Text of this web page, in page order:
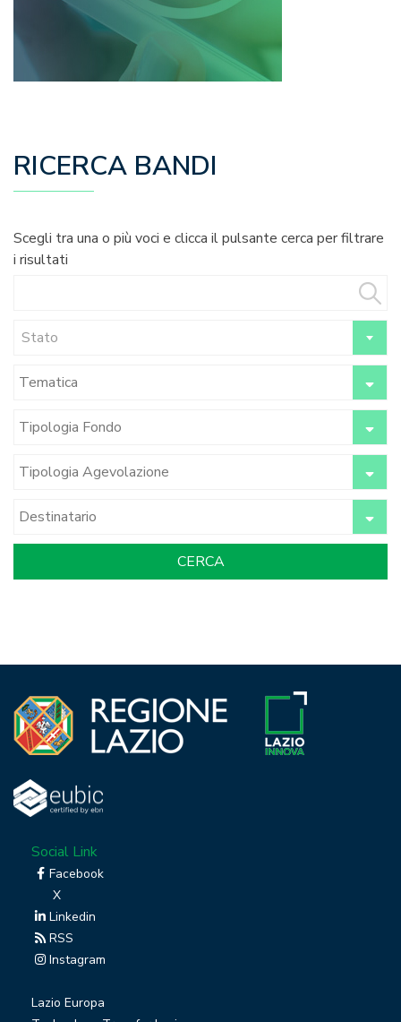
RICERCA BANDI
Scegli tra una o più voci e clicca il pulsante cerca per filtrare
i risultati
Stato
Social Link
Facebook
X
Linkedin
RSS
Instagram
Lazio Europa